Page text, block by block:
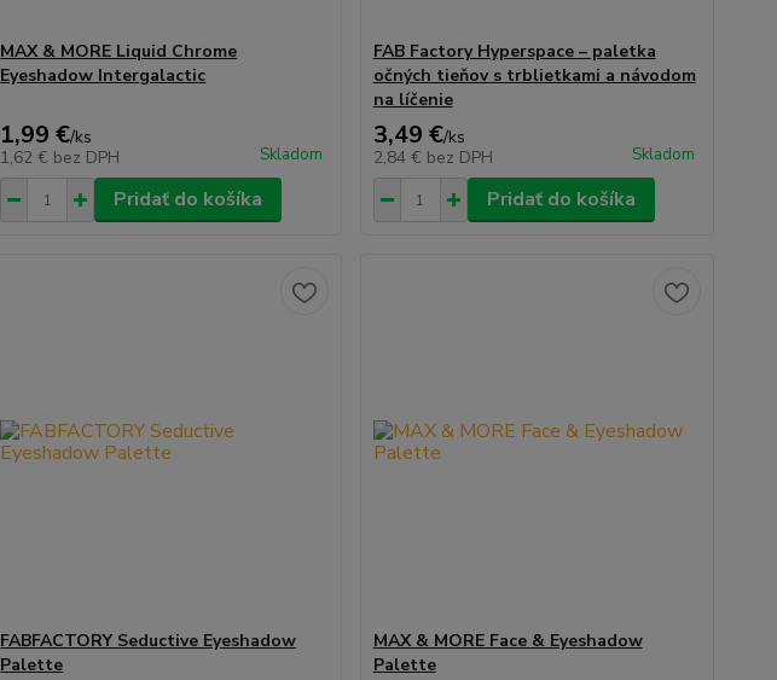
MAX & MORE Liquid Chrome
Eyeshadow Intergalactic
1,99 €/ks
1,62 € bez DPH Skladom
Pridať do košíka
FAB Factory Hyperspace – paletka
očných tieňov s trblietkami a návodom
na líčenie
3,49 €/ks
2,84 € bez DPH Skladom
Pridať do košíka
FABFACTORY Seductive Eyeshadow
Palette
MAX & MORE Face & Eyeshadow
Palette